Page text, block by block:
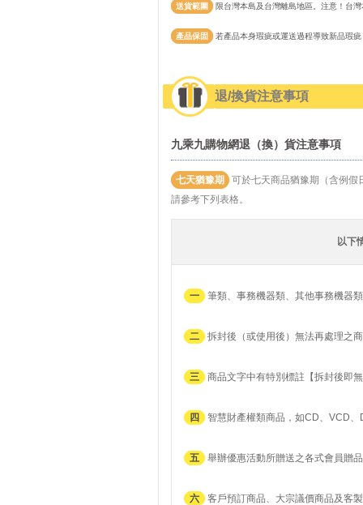
送貨範圍 限台灣本島及台灣離島地區。注意！台
產品保固 若產品本身瑕疵或運送過程導致新品瑕
退/換貨注意事項
九乘九購物網退（換）貨注意事項
七天猶豫期
可於七天商品猶豫期（含例假
請參考下列表格。
以下
一 筆類、事務機器類、其他事務機器
二 拆封後（或使用後）無法再處理之
三 商品文字中有特別標註【拆封後即
四 智慧財產權類商品，如CD、VCD
五 舉辦優惠活動所贈送之各式會員贈品
六 客戶預訂商品、大宗議價商品及客